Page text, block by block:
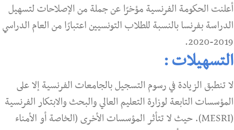
أعلنت الحكومة الفرنسية مؤخرًا عن جملة من الإصلاحات لتسهيل
الدراسة بفرنسا بالنسبة للطلاب التونسيين اعتبارًا من العام الدراسي
2019-2020.
التسهيلات :
لا تنطبق الزيادة في رسوم التسجيل بالجامعات الفرنسية إلا على
المؤسسات التابعة لوزارة التعليم العالي والبحث والابتكار الفرنسية
(MESRI). حيث لا تتأثر المؤسسات الأخرى (الخاصة أو الأمناء